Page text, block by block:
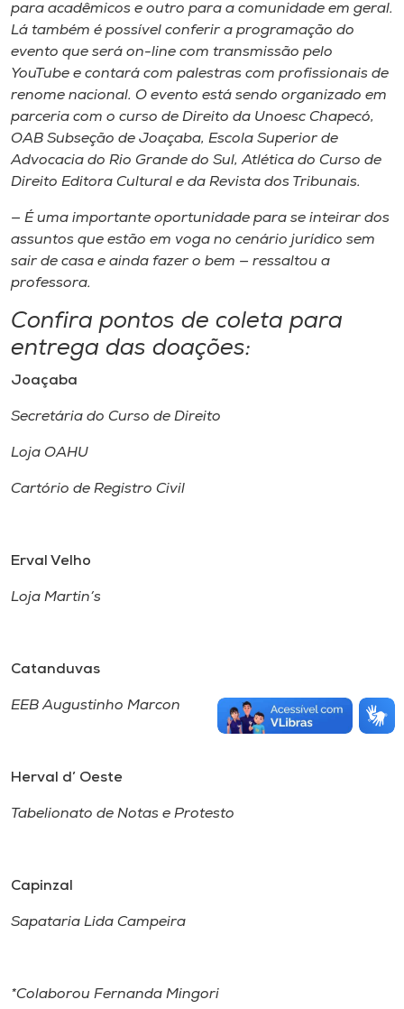
para acadêmicos e outro para a comunidade em geral.
Lá também é possível conferir a programação do
evento que será on-line com transmissão pelo
YouTube e contará com palestras com profissionais de
renome nacional. O evento está sendo organizado em
parceria com o curso de Direito da Unoesc Chapecó,
OAB Subseção de Joaçaba, Escola Superior de
Advocacia do Rio Grande do Sul, Atlética do Curso de
Direito Editora Cultural e da Revista dos Tribunais.
— É uma importante oportunidade para se inteirar dos
assuntos que estão em voga no cenário jurídico sem
sair de casa e ainda fazer o bem — ressaltou a
professora.
Confira pontos de coleta para
entrega das doações:
Joaçaba
Secretária do Curso de Direito
Loja OAHU
Cartório de Registro Civil
Erval Velho
Loja Martin’s
Catanduvas
EEB Augustinho Marcon
Herval d’ Oeste
Tabelionato de Notas e Protesto
Capinzal
Sapataria Lida Campeira
*Colaborou Fernanda Mingori